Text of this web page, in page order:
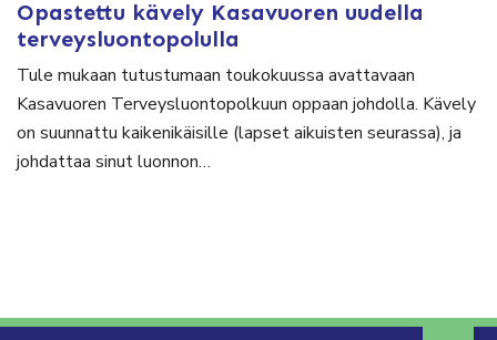
Opastettu kävely Kasavuoren uudella
terveysluontopolulla
Tule mukaan tutustumaan toukokuussa avattavaan
Kasavuoren Terveysluontopolkuun oppaan johdolla. Kävely
on suunnattu kaikenikäisille (lapset aikuisten seurassa), ja
johdattaa sinut luonnon…